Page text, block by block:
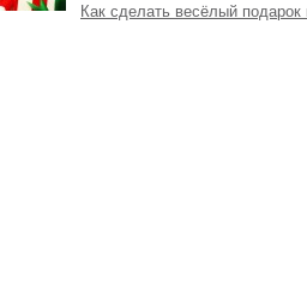
Как сделать весёлый